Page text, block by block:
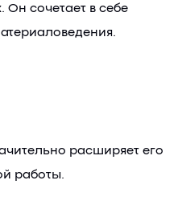
Он сочетает в себе
расширяет его
работы.